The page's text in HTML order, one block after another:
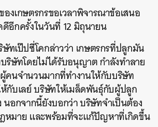
งเกษตรกรขอเวลาพิจารณาข้อเสนอ
อีกครั้งในวันที่ 12 มิถุนายน
ทเป๊ปซี่โคกล่าวว่า เกษตรกรที่ปลูกมัน
ริษัทโดยไม่ได้รับอนุญาต กำลังทำลาย
คนจำนวนมากที่ทำงานให้กับบริษัท
กับเลย์ บริษัทให้เมล็ดพันธุ์กับผู้ปลูก
อกจากนี้ยังบอกว่า บริษัทจำเป็นต้อง
หมาย และพร้อมที่จะแก้ปัญหาที่เกิดขึ้น